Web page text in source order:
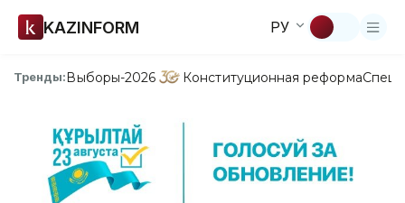
KAZINFORM РУ
Тренды:Выборы-2026 Конституционная реформа